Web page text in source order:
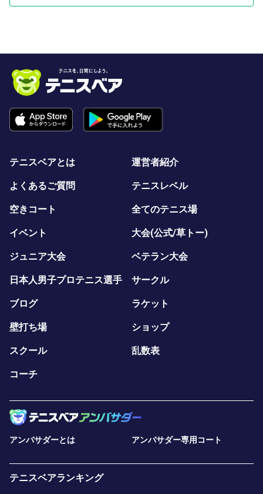
テニスベアとは 運営者紹介
よくあるご質問 テニスレベル
空きコート 全てのテニス場
イベント 大会(公式/草トー)
ジュニア大会 ベテラン大会
日本人男子プロテニス選手 サークル
ブログ ラケット
壁打ち場 ショップ
スクール 乱数表
コーチ
アンバサダーとは アンバサダー専用コート
テニスベアランキング